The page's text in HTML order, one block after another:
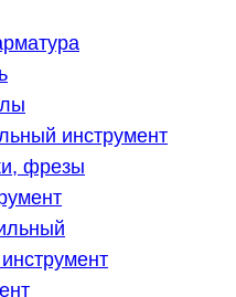
инструмент
фрезы